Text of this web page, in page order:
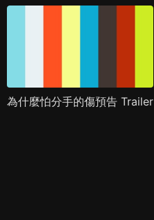
為什麼怕分手的傷預告 Trailer